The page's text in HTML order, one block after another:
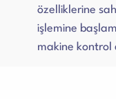
özelliklerine
işlemine
makine kontrol